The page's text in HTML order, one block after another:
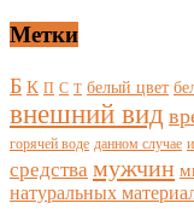
Метки
Б К П С Т белый цвет
внешний вид
горячей воде данном случае
средства мужчин
натуральных